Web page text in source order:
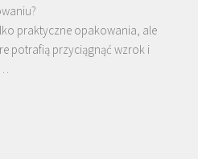
praktyczne opakowania, ale
potrafią przyciągnąć wzrok i